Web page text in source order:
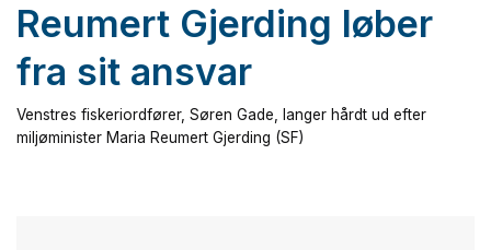
Reumert Gjerding løber
fra sit ansvar
Venstres fiskeriordfører, Søren Gade, langer hårdt ud efter
miljøminister Maria Reumert Gjerding (SF)